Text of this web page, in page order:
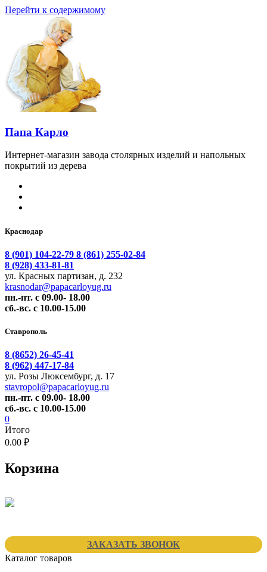
Перейти к содержимому
Папа Карло
Интернет-магазин завода столярных изделий и напольных
покрытий из дерева
Краснодар
8 (901) 104-22-79 8 (861) 255-02-84
8 (928) 433-81-81
ул. Красных партизан, д. 232
krasnodar@papacarloyug.ru
пн.-пт. с 09.00- 18.00
сб.-вс. с 10.00-15.00
Ставрополь
8 (8652) 26-45-41
8 (962) 447-17-84
ул. Розы Люксембург, д. 17
stavropol@papacarloyug.ru
пн.-пт. с 09.00- 18.00
сб.-вс. с 10.00-15.00
0
Итого
0.00 ₽
Корзина
ЗАКАЗАТЬ ЗВОНОК
Каталог товаров